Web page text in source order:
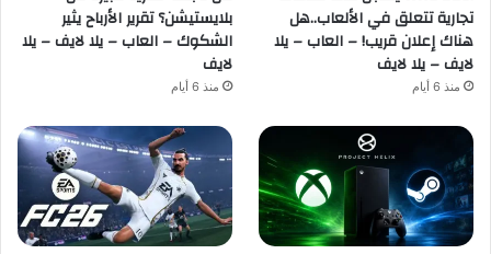
تجارية تتعلق في الألعاب..هل
هناك إعلان قريب! – العاب – يلا
لايف – يلا لايف
منذ 6 أيام
بلايستيشن؟ تقرير الأرباح يثير
الشكوك – العاب – يلا لايف – يلا
لايف
منذ 6 أيام